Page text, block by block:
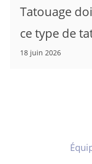
Tatouage
ce type de
18 juin 2026